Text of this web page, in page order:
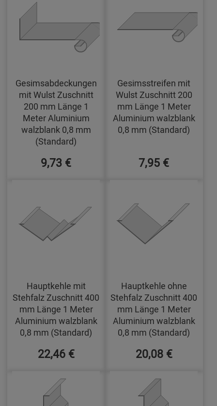
Gesimsabdeckungen
mit Wulst Zuschnitt
200 mm Länge 1
Meter Aluminium
walzblank 0,8 mm
(Standard)
9,73 €
Gesimsstreifen mit
Wulst Zuschnitt 200
mm Länge 1 Meter
Aluminium walzblank
0,8 mm (Standard)
7,95 €
Hauptkehle mit
Stehfalz Zuschnitt 400
mm Länge 1 Meter
Aluminium walzblank
0,8 mm (Standard)
22,46 €
Hauptkehle ohne
Stehfalz Zuschnitt 400
mm Länge 1 Meter
Aluminium walzblank
0,8 mm (Standard)
20,08 €